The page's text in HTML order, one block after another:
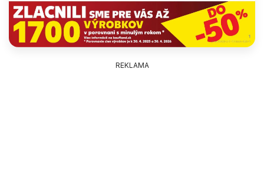
REKLAMA